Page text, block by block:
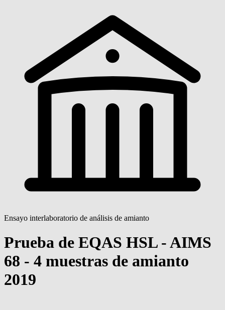
Ensayo interlaboratorio de análisis de amianto
Prueba de EQAS HSL - AIMS
68 - 4 muestras de amianto
2019